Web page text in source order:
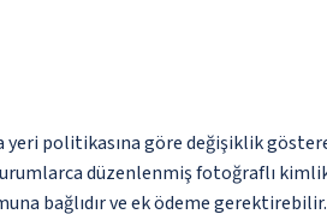
yeri politikasına göre değişiklik
düzenlenmiş fotoğraflı
bağlıdır ve ek ödeme